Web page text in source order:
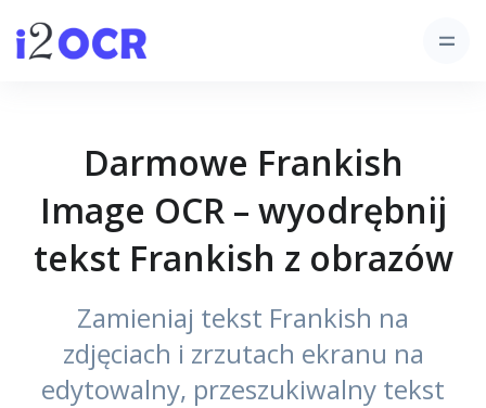
Darmowe Frankish
Image OCR – wyodrębnij
tekst Frankish z obrazów
Zamieniaj tekst Frankish na
zdjęciach i zrzutach ekranu na
edytowalny, przeszukiwalny tekst